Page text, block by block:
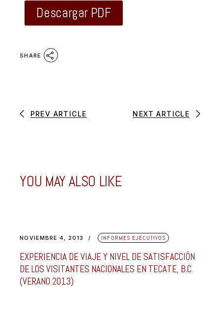
Descargar PDF
SHARE
PREV ARTICLE NEXT ARTICLE
YOU MAY ALSO LIKE
NOVIEMBRE 4, 2013 INFORMES EJECUTIVOS
EXPERIENCIA DE VIAJE Y NIVEL DE SATISFACCIÓN
DE LOS VISITANTES NACIONALES EN TECATE, B.C.
(VERANO 2013)